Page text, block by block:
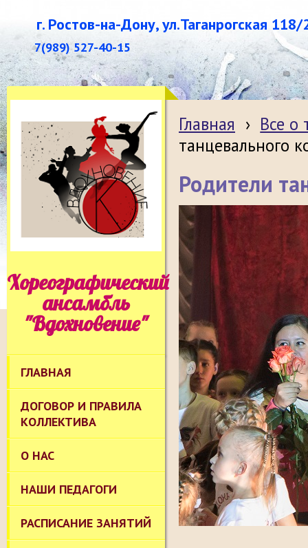
г. Ростов-на-Дону, ул.Таганрогская 118/
7(989) 527-40-15
Хореографический
ансамбль
"Вдохновение"
ГЛАВНАЯ
ДОГОВОР И ПРАВИЛА
КОЛЛЕКТИВА
О НАС
НАШИ ПЕДАГОГИ
РАСПИСАНИЕ ЗАНЯТИЙ
Главная › Все о
танцевального
Родители